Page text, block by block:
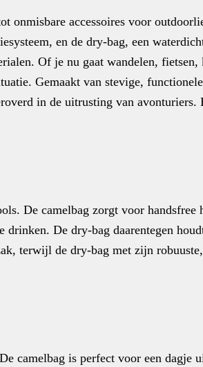
onmisbare accessoires voor
en de dry-bag, een
Of je nu gaat wandelen,
Gemaakt van stevige,
in de uitrusting van
De camelbag zorgt voor
De dry-bag daarentegen
terwijl de dry-bag met zijn
camelbag is perfect voor een